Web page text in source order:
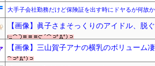
大手子会社勤務だけど保険証を出す時にドヤるが何故
【画像】眞子さまそっくりのアイドル、脱
【画像】三山賀子アナの横乳のボリューム